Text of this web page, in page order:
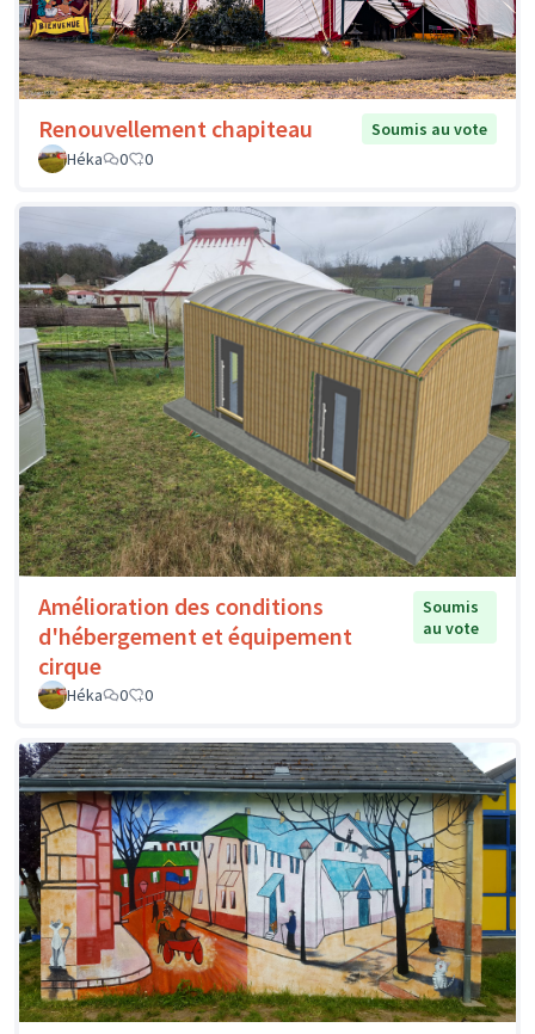
Renouvellement chapiteau
Soumis au vote
Héka
0 0
Amélioration des conditions
d'hébergement et équipement
cirque
Soumis
au vote
Héka 0 0